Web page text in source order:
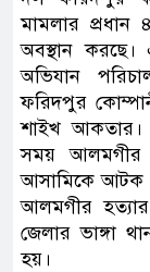
মামলার
অবস্থান
অভিযান
ফরিদপুর
শাইখ আকতার।
সময় আলমগীর
আসামিকে আটক
আলমগীর
জেলার ভাঙ্গা
হয়।